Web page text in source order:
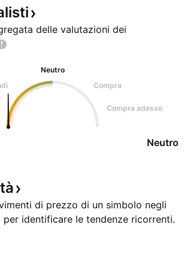
delle valutazioni dei
Neutro
Compra
Compra adesso
Neutro
di prezzo di un simbolo negli
per identificare le tendenze ricorrenti.